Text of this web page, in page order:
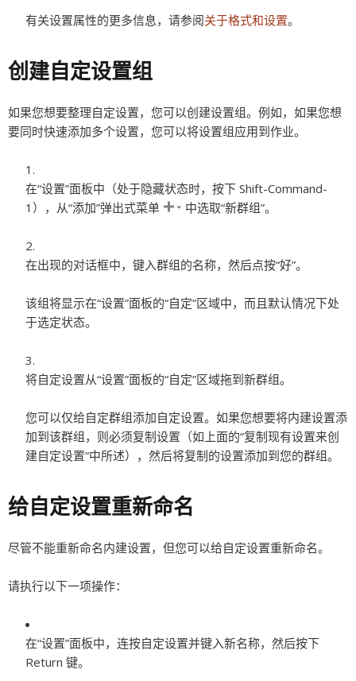
有关设置属性的更多信息，请参阅关于格式和设置。
创建自定设置组
如果您想要整理自定设置，您可以创建设置组。例如，如果您想
要同时快速添加多个设置，您可以将设置组应用到作业。
在“设置”面板中（处于隐藏状态时，按下 Shift-Command-
1），从“添加”弹出式菜单
中选取“新群组”。
在出现的对话框中，键入群组的名称，然后点按“好”。
该组将显示在“设置”面板的“自定”区域中，而且默认情况下处
于选定状态。
将自定设置从“设置”面板的“自定”区域拖到新群组。
您可以仅给自定群组添加自定设置。如果您想要将内建设置添
加到该群组，则必须复制设置（如上面的“复制现有设置来创
建自定设置”中所述），然后将复制的设置添加到您的群组。
给自定设置重新命名
尽管不能重新命名内建设置，但您可以给自定设置重新命名。
请执行以下一项操作：
在“设置”面板中，连按自定设置并键入新名称，然后按下
Return 键。